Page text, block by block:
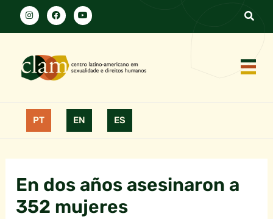
PT EN ES
En dos años asesinaron a
352 mujeres